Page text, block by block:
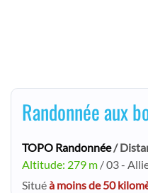
Randonnée aux
TOPO Randonnée/
Altitude: 279 m / 03 -
Situéà moins de 50